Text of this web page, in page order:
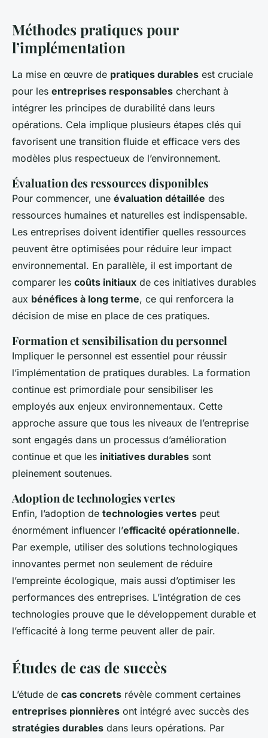
Méthodes pratiques pour
l’implémentation
La mise en œuvre de pratiques durables est cruciale
pour les entreprises responsables cherchant à
intégrer les principes de durabilité dans leurs
opérations. Cela implique plusieurs étapes clés qui
favorisent une transition fluide et efficace vers des
modèles plus respectueux de l’environnement.
Évaluation des ressources disponibles
Pour commencer, une évaluation détaillée des
ressources humaines et naturelles est indispensable.
Les entreprises doivent identifier quelles ressources
peuvent être optimisées pour réduire leur impact
environnemental. En parallèle, il est important de
comparer les coûts initiaux de ces initiatives durables
aux bénéfices à long terme, ce qui renforcera la
décision de mise en place de ces pratiques.
Formation et sensibilisation du personnel
Impliquer le personnel est essentiel pour réussir
l’implémentation de pratiques durables. La formation
continue est primordiale pour sensibiliser les
employés aux enjeux environnementaux. Cette
approche assure que tous les niveaux de l’entreprise
sont engagés dans un processus d’amélioration
continue et que les initiatives durables sont
pleinement soutenues.
Adoption de technologies vertes
Enfin, l’adoption de technologies vertes peut
énormément influencer l’efficacité opérationnelle.
Par exemple, utiliser des solutions technologiques
innovantes permet non seulement de réduire
l’empreinte écologique, mais aussi d’optimiser les
performances des entreprises. L’intégration de ces
technologies prouve que le développement durable et
l’efficacité à long terme peuvent aller de pair.
Études de cas de succès
L’étude de cas concrets révèle comment certaines
entreprises pionnières ont intégré avec succès des
stratégies durables dans leurs opérations. Par